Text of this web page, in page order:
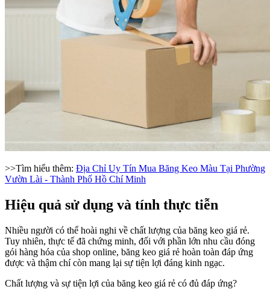
>>Tìm hiểu thêm: Địa Chỉ Uy Tín Mua Băng Keo Màu Tại Phường
Vườn Lài - Thành Phố Hồ Chí Minh
Hiệu quả sử dụng và tính thực tiễn
Nhiều người có thể hoài nghi về chất lượng của băng keo giá rẻ.
Tuy nhiên, thực tế đã chứng minh, đối với phần lớn nhu cầu đóng
gói hàng hóa của shop online, băng keo giá rẻ hoàn toàn đáp ứng
được và thậm chí còn mang lại sự tiện lợi đáng kinh ngạc.
Chất lượng và sự tiện lợi của băng keo giá rẻ có đủ đáp ứng?